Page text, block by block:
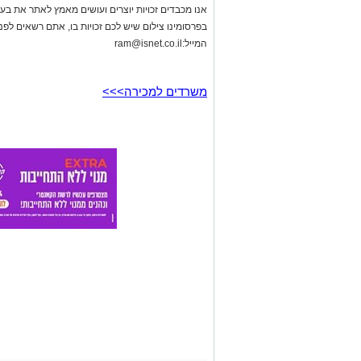
אנו מכבדים זכויות יוצרים ועושים מאמץ לאתר את
בפרסומינו צילום שיש לכם זכויות בו, אתם רשאים
המייל: ram@isnet.co.il
משרדים למכירה>>>